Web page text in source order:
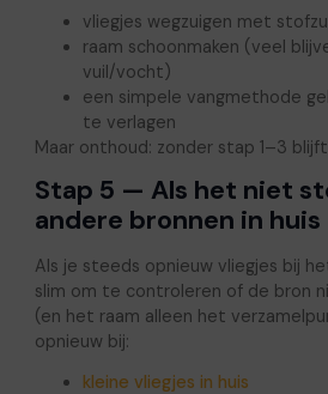
vliegjes wegzuigen met
raam schoonmaken (veel
vuil/vocht)
een simpele vangmethode
te verlagen
Maar onthoud: zonder stap 1–3
Stap 5 — Als het niet
andere bronnen in huis
Als je steeds opnieuw vliegjes bij
slim om te controleren of de bron
(en het raam alleen het
opnieuw bij:
kleine vliegjes in huis